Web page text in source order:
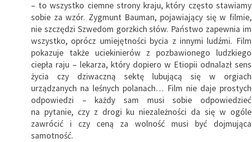
– to wszystko ciemne strony kraju, który często stawiamy
sobie za wzór. Zygmunt Bauman, pojawiający się w filmie,
nie szczędzi Szwedom gorzkich słów. Państwo zapewnia im
wszystko, oprócz umiejętności bycia z innymi ludźmi. Film
pokazuje także uciekinierów z pozbawionego ludzkiego
ciepła raju – lekarza, który dopiero w Etiopii odnalazł sens
życia czy dziwaczną sektę lubującą się w orgiach
urządzanych na leśnych polanach… Film nie daje prostych
odpowiedzi – każdy sam musi sobie odpowiedzieć
na pytanie, czy z drogi ku niezależności da się w ogóle
zawrócić i czy ceną za wolność musi być dojmująca
samotność.